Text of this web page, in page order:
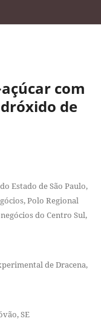
com
de
Estado de São Paulo,
Polo Regional
do Centro Sul,
de Dracena,
SE